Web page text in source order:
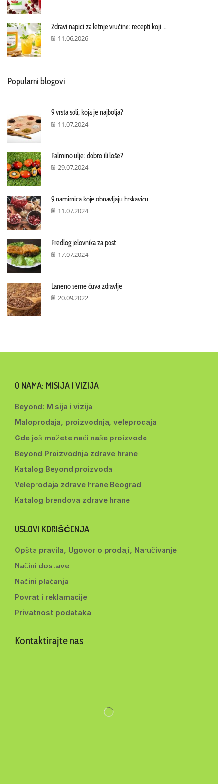
Zdravi napici za letnje vrućine: recepti koji ...
11.06.2026
Popularni blogovi
9 vrsta soli, koja je najbolja?
11.07.2024
Palmino ulje: dobro ili loše?
29.07.2024
9 namirnica koje obnavljaju hrskavicu
11.07.2024
Predlog jelovnika za post
17.07.2024
Laneno seme čuva zdravlje
20.09.2022
O NAMA: MISIJA I VIZIJA
Beyond: Misija i vizija
Maloprodaja, proizvodnja, veleprodaja
Gde još možete naći naše proizvode
Beyond Proizvodnja zdrave hrane
Katalog Beyond proizvoda
Veleprodaja zdrave hrane Beograd
Katalog brendova zdrave hrane
USLOVI KORIŠĆENJA
Opšta pravila, Ugovor o prodaji, Naručivanje
Načini dostave
Načini plaćanja
Povrat i reklamacije
Privatnost podataka
Kontaktirajte nas